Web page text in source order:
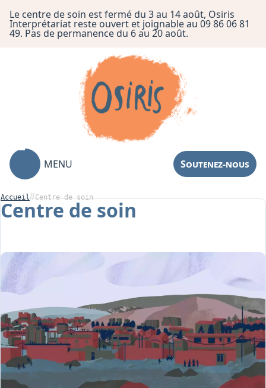
Le centre de soin est fermé du 3 au 14 août, Osiris
Interprétariat reste ouvert et joignable au 09 86 06 81
49. Pas de permanence du 6 au 20 août.
MENU Soutenez-nous
Centre de Soin
Présentation
Patients
Accompagnements
Références
Nous orienter un
patient
Accueil Centre de soin
Centre de soin